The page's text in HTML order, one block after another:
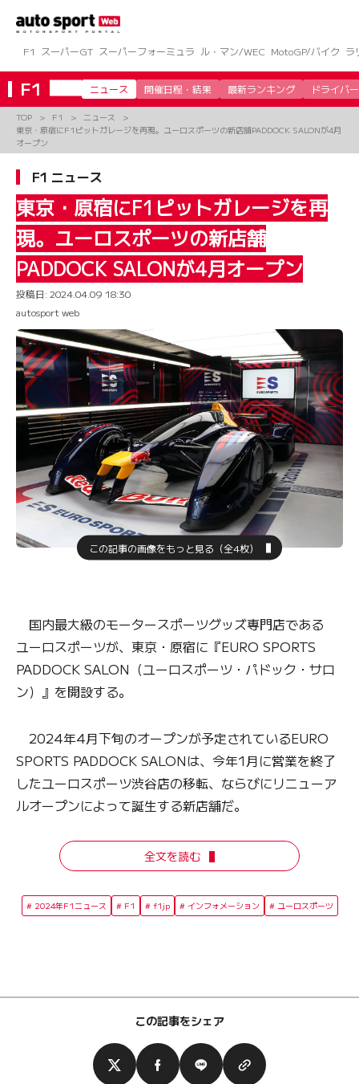
ツ
へ
ス
キ
F1 スーパーGT スーパーフォーミュラ ル・マン/WEC MotoGP/バイク ラ
F1 ニュース 開催日程・結果 最新ランキング ドライバー
TOP F1
ニュース
東京・原宿にF1ピットガレージを再現。ユーロスポーツの新店舗PADDOCK SALONが4月
オープン
F1 ニュース
東京・原宿にF1ピットガレージを再
現。ユーロスポーツの新店舗
PADDOCK SALONが4月オープン
投稿日: 2024.04.09 18:30
autosport web
この記事の画像をもっと見る（全4枚）
国内最大級のモータースポーツグッズ専門店である
ユーロスポーツが、東京・原宿に『EURO SPORTS
PADDOCK SALON（ユーロスポーツ・パドック・サロ
ン）』を開設する。
2024年4月下旬のオープンが予定されているEURO
SPORTS PADDOCK SALONは、今年1月に営業を終了
したユーロスポーツ渋谷店の移転、ならびにリニューア
ルオープンによって誕生する新店舗だ。
全文を読む
2024年F1ニュース F1 f1jp インフォメーション ユーロスポーツ
この記事をシェア